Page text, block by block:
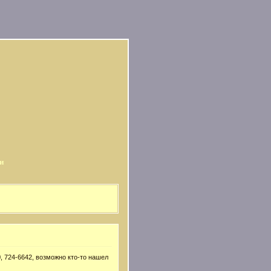
724-6642, возможно кто-то нашел